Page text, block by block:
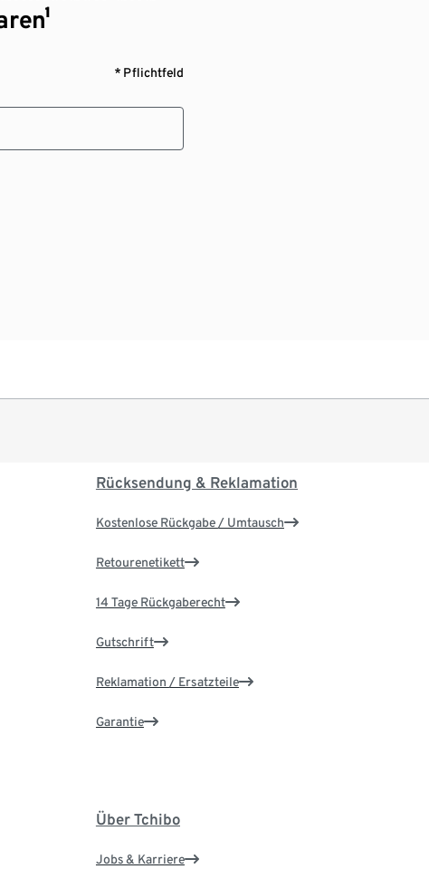
* Pflichtfeld
Rücksendung & Reklamation
Kostenlose Rückgabe / Umtausch
Retourenetikett
14 Tage Rückgaberecht
Gutschrift
Reklamation / Ersatzteile
Garantie
Über Tchibo
Jobs & Karriere